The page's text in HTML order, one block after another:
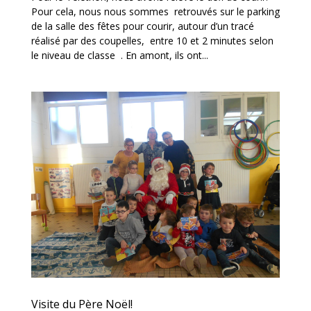
Pour cela, nous nous sommes retrouvés sur le parking
de la salle des fêtes pour courir, autour d’un tracé
réalisé par des coupelles, entre 10 et 2 minutes selon
le niveau de classe . En amont, ils ont...
Visite du Père Noël!